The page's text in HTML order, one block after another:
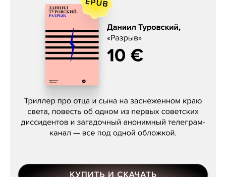
Даниил Туровский, «Разрыв»